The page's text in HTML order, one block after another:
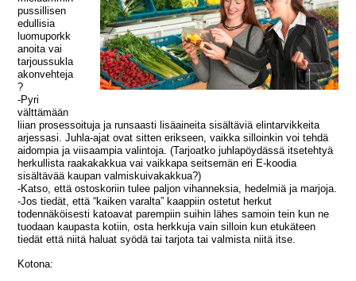
pussillisen
edullisia
luomuporkk
anoita vai
tarjoussukla
akonvehteja
?
-Pyri
välttämään
liian prosessoituja ja runsaasti lisäaineita sisältäviä elintarvikkeita
arjessasi. Juhla-ajat ovat sitten erikseen, vaikka silloinkin voi tehdä
aidompia ja viisaampia valintoja. (Tarjoatko juhlapöydässä itsetehtyä
herkullista raakakakkua vai vaikkapa seitsemän eri E-koodia
sisältävää kaupan valmiskuivakakkua?)
-Katso, että ostoskoriin tulee paljon vihanneksia, hedelmiä ja marjoja.
-Jos tiedät, että “kaiken varalta” kaappiin ostetut herkut
todennäköisesti katoavat parempiin suihin lähes samoin tein kun ne
tuodaan kaupasta kotiin, osta herkkuja vain silloin kun etukäteen
tiedät että niitä haluat syödä tai tarjota tai valmista niitä itse.
Kotona: